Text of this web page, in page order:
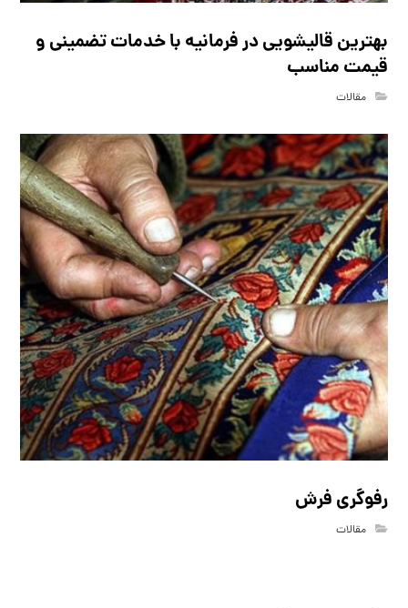
بهترین قالیشویی در فرمانیه با خدمات تضمینی و
قیمت مناسب
مقالات
رفوگری فرش
مقالات